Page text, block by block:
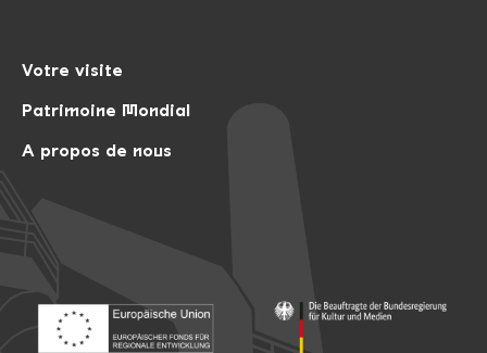
Votre visite
Patrimoine Mondial
A propos de nous